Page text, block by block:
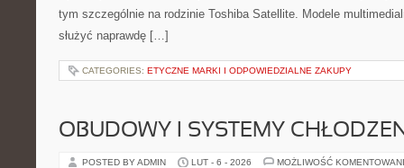
tym szczególnie na rodzinie Toshiba Satellite. Modele
służyć naprawdę […]
CATEGORIES: ETYCZNE MARKI I ODPOWIEDZIALNE ZAKUPY
OBUDOWY I SYSTEMY
POSTED BY ADMIN LUT - 6 - 2026 MOŻLIWOŚĆ